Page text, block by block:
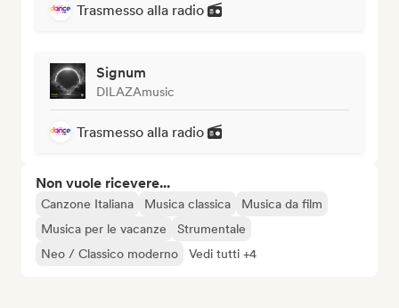
Trasmesso alla radio
Signum
DILAZAmusic
Trasmesso alla radio
Non vuole ricevere...
Canzone Italiana Musica classica
Musica da film
Musica per le vacanze
Strumentale
Neo / Classico moderno
Vedi tutti +4